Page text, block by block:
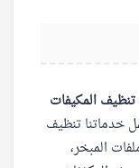
المكيفات
خدماتنا تنظيف
المبخر،